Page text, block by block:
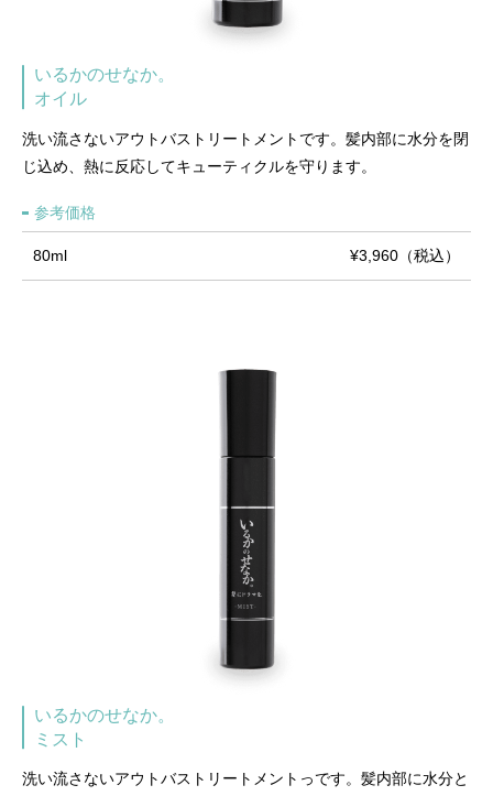
いるかのせなか。
オイル
洗い流さないアウトバストリートメントです。髪内部に水分を閉
じ込め、熱に反応してキューティクルを守ります。
参考価格
80ml ¥3,960（税込）
いるかのせなか。
ミスト
洗い流さないアウトバストリートメントっです。髪内部に水分と